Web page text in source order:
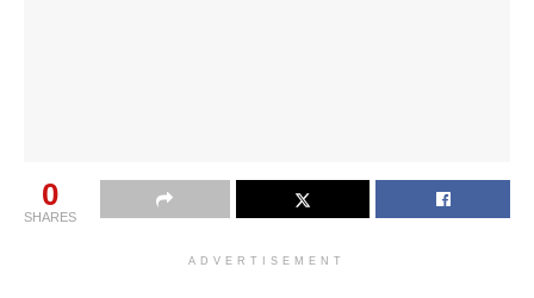
0
SHARES
ADVERTISEMENT